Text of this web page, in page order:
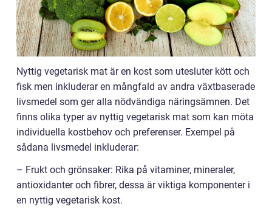
Nyttig vegetarisk mat är en kost som utesluter kött och
fisk men inkluderar en mångfald av andra växtbaserade
livsmedel som ger alla nödvändiga näringsämnen. Det
finns olika typer av nyttig vegetarisk mat som kan möta
individuella kostbehov och preferenser. Exempel på
sådana livsmedel inkluderar:
– Frukt och grönsaker: Rika på vitaminer, mineraler,
antioxidanter och fibrer, dessa är viktiga komponenter i
en nyttig vegetarisk kost.